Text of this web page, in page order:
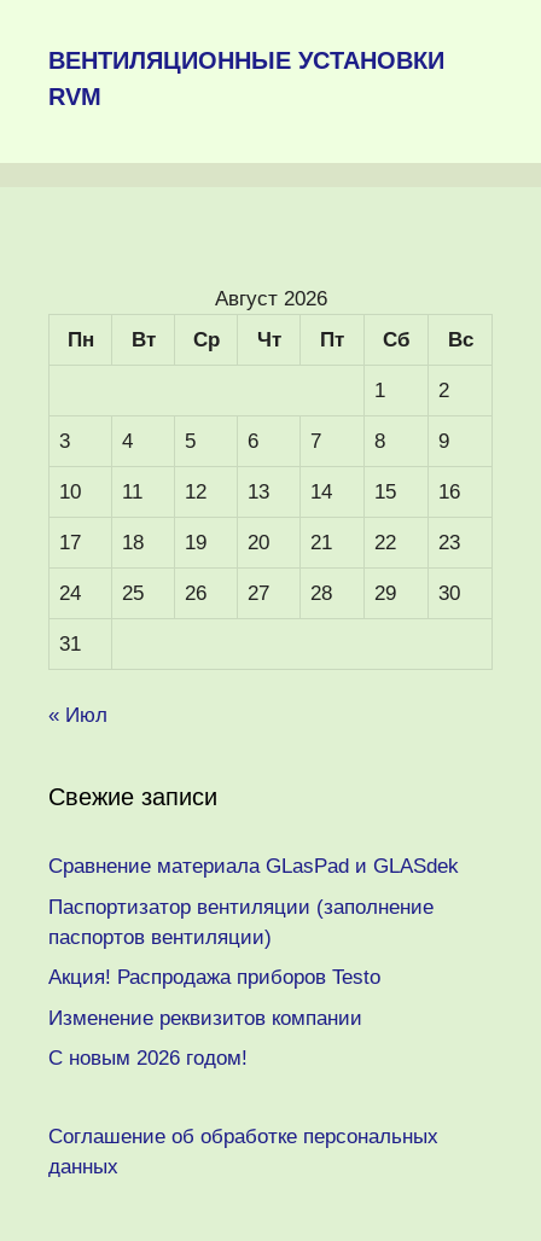
ВЕНТИЛЯЦИОННЫЕ УСТАНОВКИ
RVM
Август 2026
Пн
Вт Ср Чт Пт Сб Вс
1 2
3 4 5 6 7 8 9
10 11 12 13 14 15 16
17 18 19 20 21 22 23
24 25 26 27 28 29 30
31
« Июл
Свежие записи
Сравнение материала GLasPad и GLASdek
Паспортизатор вентиляции (заполнение
паспортов вентиляции)
Акция! Распродажа приборов Testo
Изменение реквизитов компании
C новым 2026 годом!
Соглашение об обработке персональных
данных